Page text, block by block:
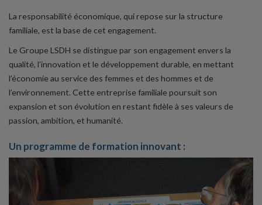
La responsabilité économique, qui repose sur la structure
familiale, est la base de cet engagement.
Le Groupe LSDH se distingue par son engagement envers la
qualité, l’innovation et le développement durable, en mettant
l’économie au service des femmes et des hommes et de
l’environnement. Cette entreprise familiale poursuit son
expansion et son évolution en restant fidèle à ses valeurs de
passion, ambition, et humanité.
Un programme de formation innovant :